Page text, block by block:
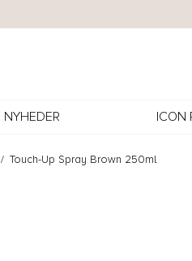
NYHEDER ICON
/ Touch-Up Spray Brown 250ml